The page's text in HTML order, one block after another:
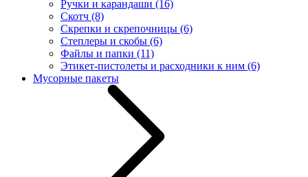
Ручки и карандаши (16)
Скотч (8)
Скрепки и скрепочницы (6)
Степлеры и скобы (6)
Файлы и папки (11)
Этикет-пистолеты и расходники к ним (6)
Мусорные пакеты